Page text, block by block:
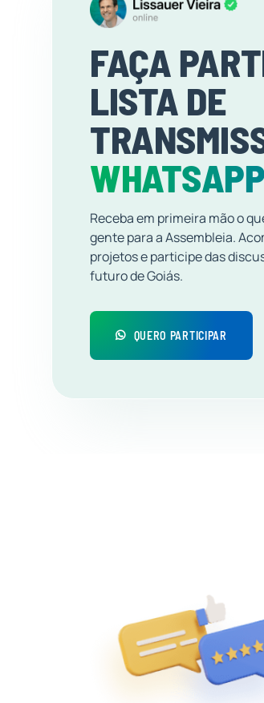
FAÇA
LISTA DE
WHATSAPP
Receba em primeira mão o
gente para a Assembleia.
projetos e participe das
futuro de Goiás.
QUERO PARTICIPAR